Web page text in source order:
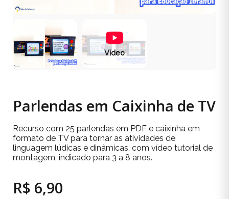
Vídeo
Parlendas em Caixinha de TV
Recurso com 25 parlendas em PDF e caixinha em
formato de TV para tornar as atividades de
linguagem lúdicas e dinâmicas, com vídeo tutorial de
montagem, indicado para 3 a 8 anos.
R$ 6,90